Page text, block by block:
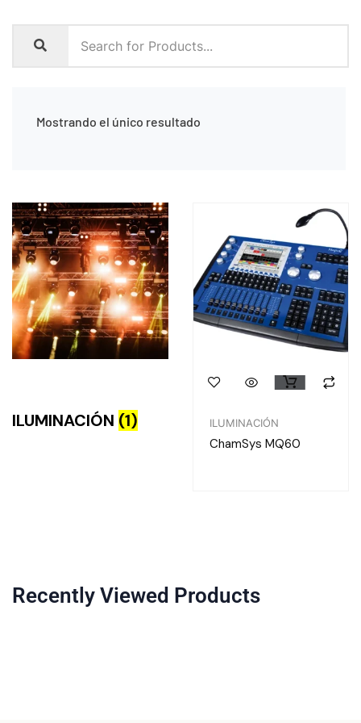
Mostrando el único resultado
ILUMINACIÓN (1) ILUMINACIÓN
ChamSys MQ60
Recently Viewed Products